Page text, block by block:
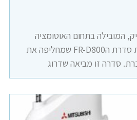
המובילה בתחום האוטומציה
התעשייתית, משיקה את סדרת הFR-D800 שמחליפה את